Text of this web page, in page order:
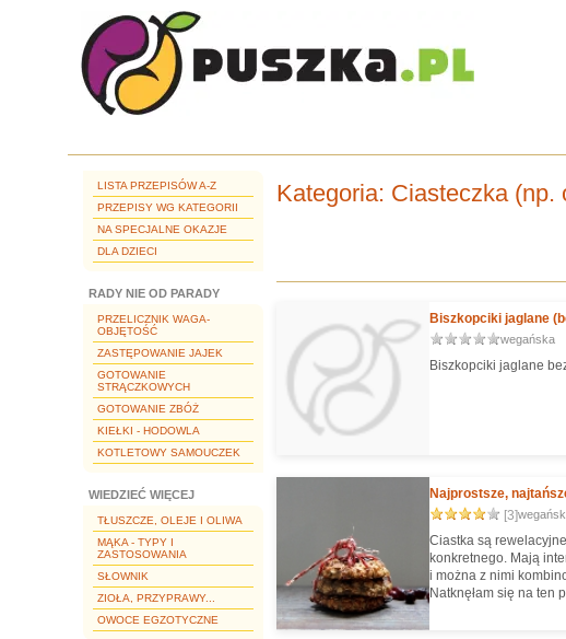
LISTA PRZEPISÓW A-Z
PRZEPISY WG KATEGORII
NA SPECJALNE OKAZJE
DLA DZIECI
RADY NIE OD PARADY
PRZELICZNIK WAGA-
OBJĘTOŚĆ
ZASTĘPOWANIE JAJEK
GOTOWANIE
STRĄCZKOWYCH
GOTOWANIE ZBÓŻ
KIEŁKI - HODOWLA
KOTLETOWY SAMOUCZEK
WIEDZIEĆ WIĘCEJ
TŁUSZCZE, OLEJE I OLIWA
MĄKA - TYPY I
ZASTOSOWANIA
SŁOWNIK
ZIOŁA, PRZYPRAWY...
OWOCE EGZOTYCZNE
Kategoria: Ciasteczka (np.
Biszkopciki jaglane
wegańska
Biszkopciki jaglane
Najprostsze,
[3]
Ciastka są
konkretnego. Mają
i można z nimi
Natknęłam się na ten